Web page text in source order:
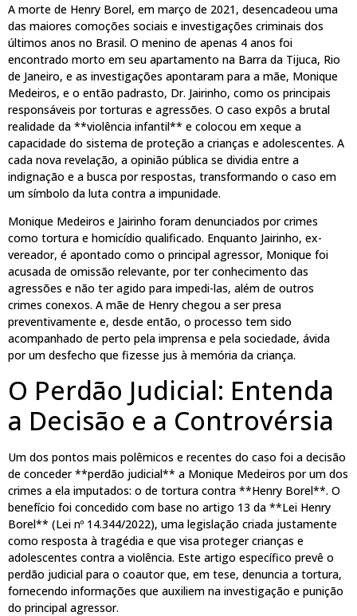
A morte de Henry Borel, em março de 2021, desencadeou uma
das maiores comoções sociais e investigações criminais dos
últimos anos no Brasil. O menino de apenas 4 anos foi
encontrado morto em seu apartamento na Barra da Tijuca, Rio
de Janeiro, e as investigações apontaram para a mãe, Monique
Medeiros, e o então padrasto, Dr. Jairinho, como os principais
responsáveis por torturas e agressões. O caso expôs a brutal
realidade da **violência infantil** e colocou em xeque a
capacidade do sistema de proteção a crianças e adolescentes. A
cada nova revelação, a opinião pública se dividia entre a
indignação e a busca por respostas, transformando o caso em
um símbolo da luta contra a impunidade.
Monique Medeiros e Jairinho foram denunciados por crimes
como tortura e homicídio qualificado. Enquanto Jairinho, ex-
vereador, é apontado como o principal agressor, Monique foi
acusada de omissão relevante, por ter conhecimento das
agressões e não ter agido para impedi-las, além de outros
crimes conexos. A mãe de Henry chegou a ser presa
preventivamente e, desde então, o processo tem sido
acompanhado de perto pela imprensa e pela sociedade, ávida
por um desfecho que fizesse jus à memória da criança.
O Perdão Judicial: Entenda
a Decisão e a Controvérsia
Um dos pontos mais polêmicos e recentes do caso foi a decisão
de conceder **perdão judicial** a Monique Medeiros por um dos
crimes a ela imputados: o de tortura contra **Henry Borel**. O
benefício foi concedido com base no artigo 13 da **Lei Henry
Borel** (Lei nº 14.344/2022), uma legislação criada justamente
como resposta à tragédia e que visa proteger crianças e
adolescentes contra a violência. Este artigo específico prevê o
perdão judicial para o coautor que, em tese, denuncia a tortura,
fornecendo informações que auxiliem na investigação e punição
do principal agressor.